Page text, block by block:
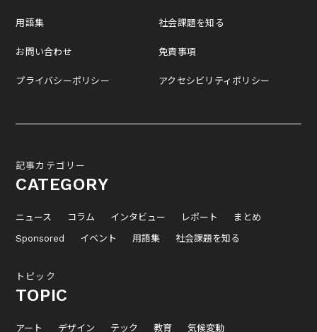
用語集
お問い合わせ
プライバシーポリシー
社会課題を知る
免責事項
アクセシビリティポリシー
記事カテゴリー
CATEGORY
ニュース コラム インタビュー レポート
まとめ
Sponsored
イベント 用語集 社会課題を知る
トピック
TOPIC
アート デザイン テック 教育 気候変動